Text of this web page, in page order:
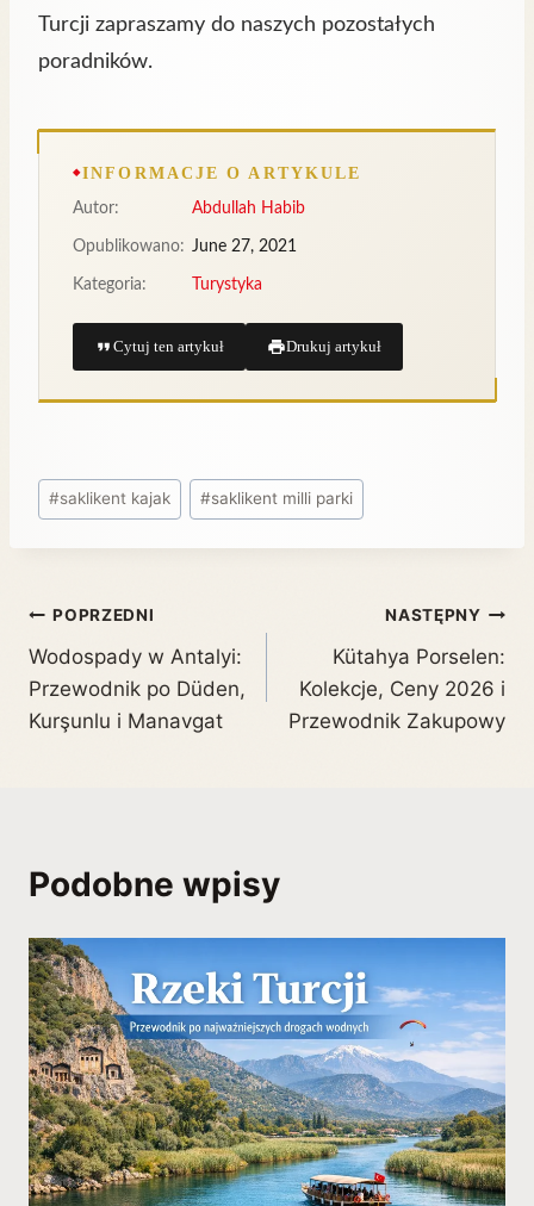
Turcji zapraszamy do naszych pozostałych
poradników.
INFORMACJE O ARTYKULE
Autor: Abdullah Habib
Opublikowano: June 27, 2021
Kategoria: Turystyka
Cytuj ten artykuł Drukuj artykuł
#saklikent kajak #saklikent milli parki
POPRZEDNI
Wodospady w Antalyi:
Przewodnik po Düden,
Kurşunlu i Manavgat
NASTĘPNY
Kütahya Porselen:
Kolekcje, Ceny 2026 i
Przewodnik Zakupowy
Podobne wpisy